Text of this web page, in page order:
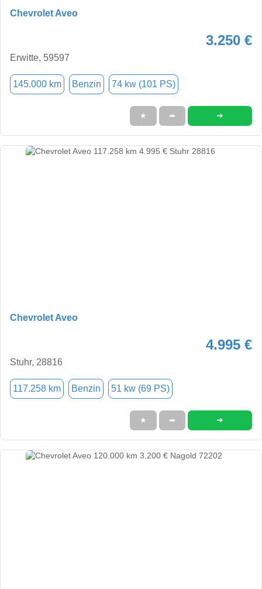
Chevrolet Aveo
3.250 €
Erwitte, 59597
145.000 km Benzin 74 kw (101 PS)
★ ➦ ➜
Chevrolet Aveo
4.995 €
Stuhr, 28816
117.258 km Benzin 51 kw (69 PS)
★ ➦ ➜